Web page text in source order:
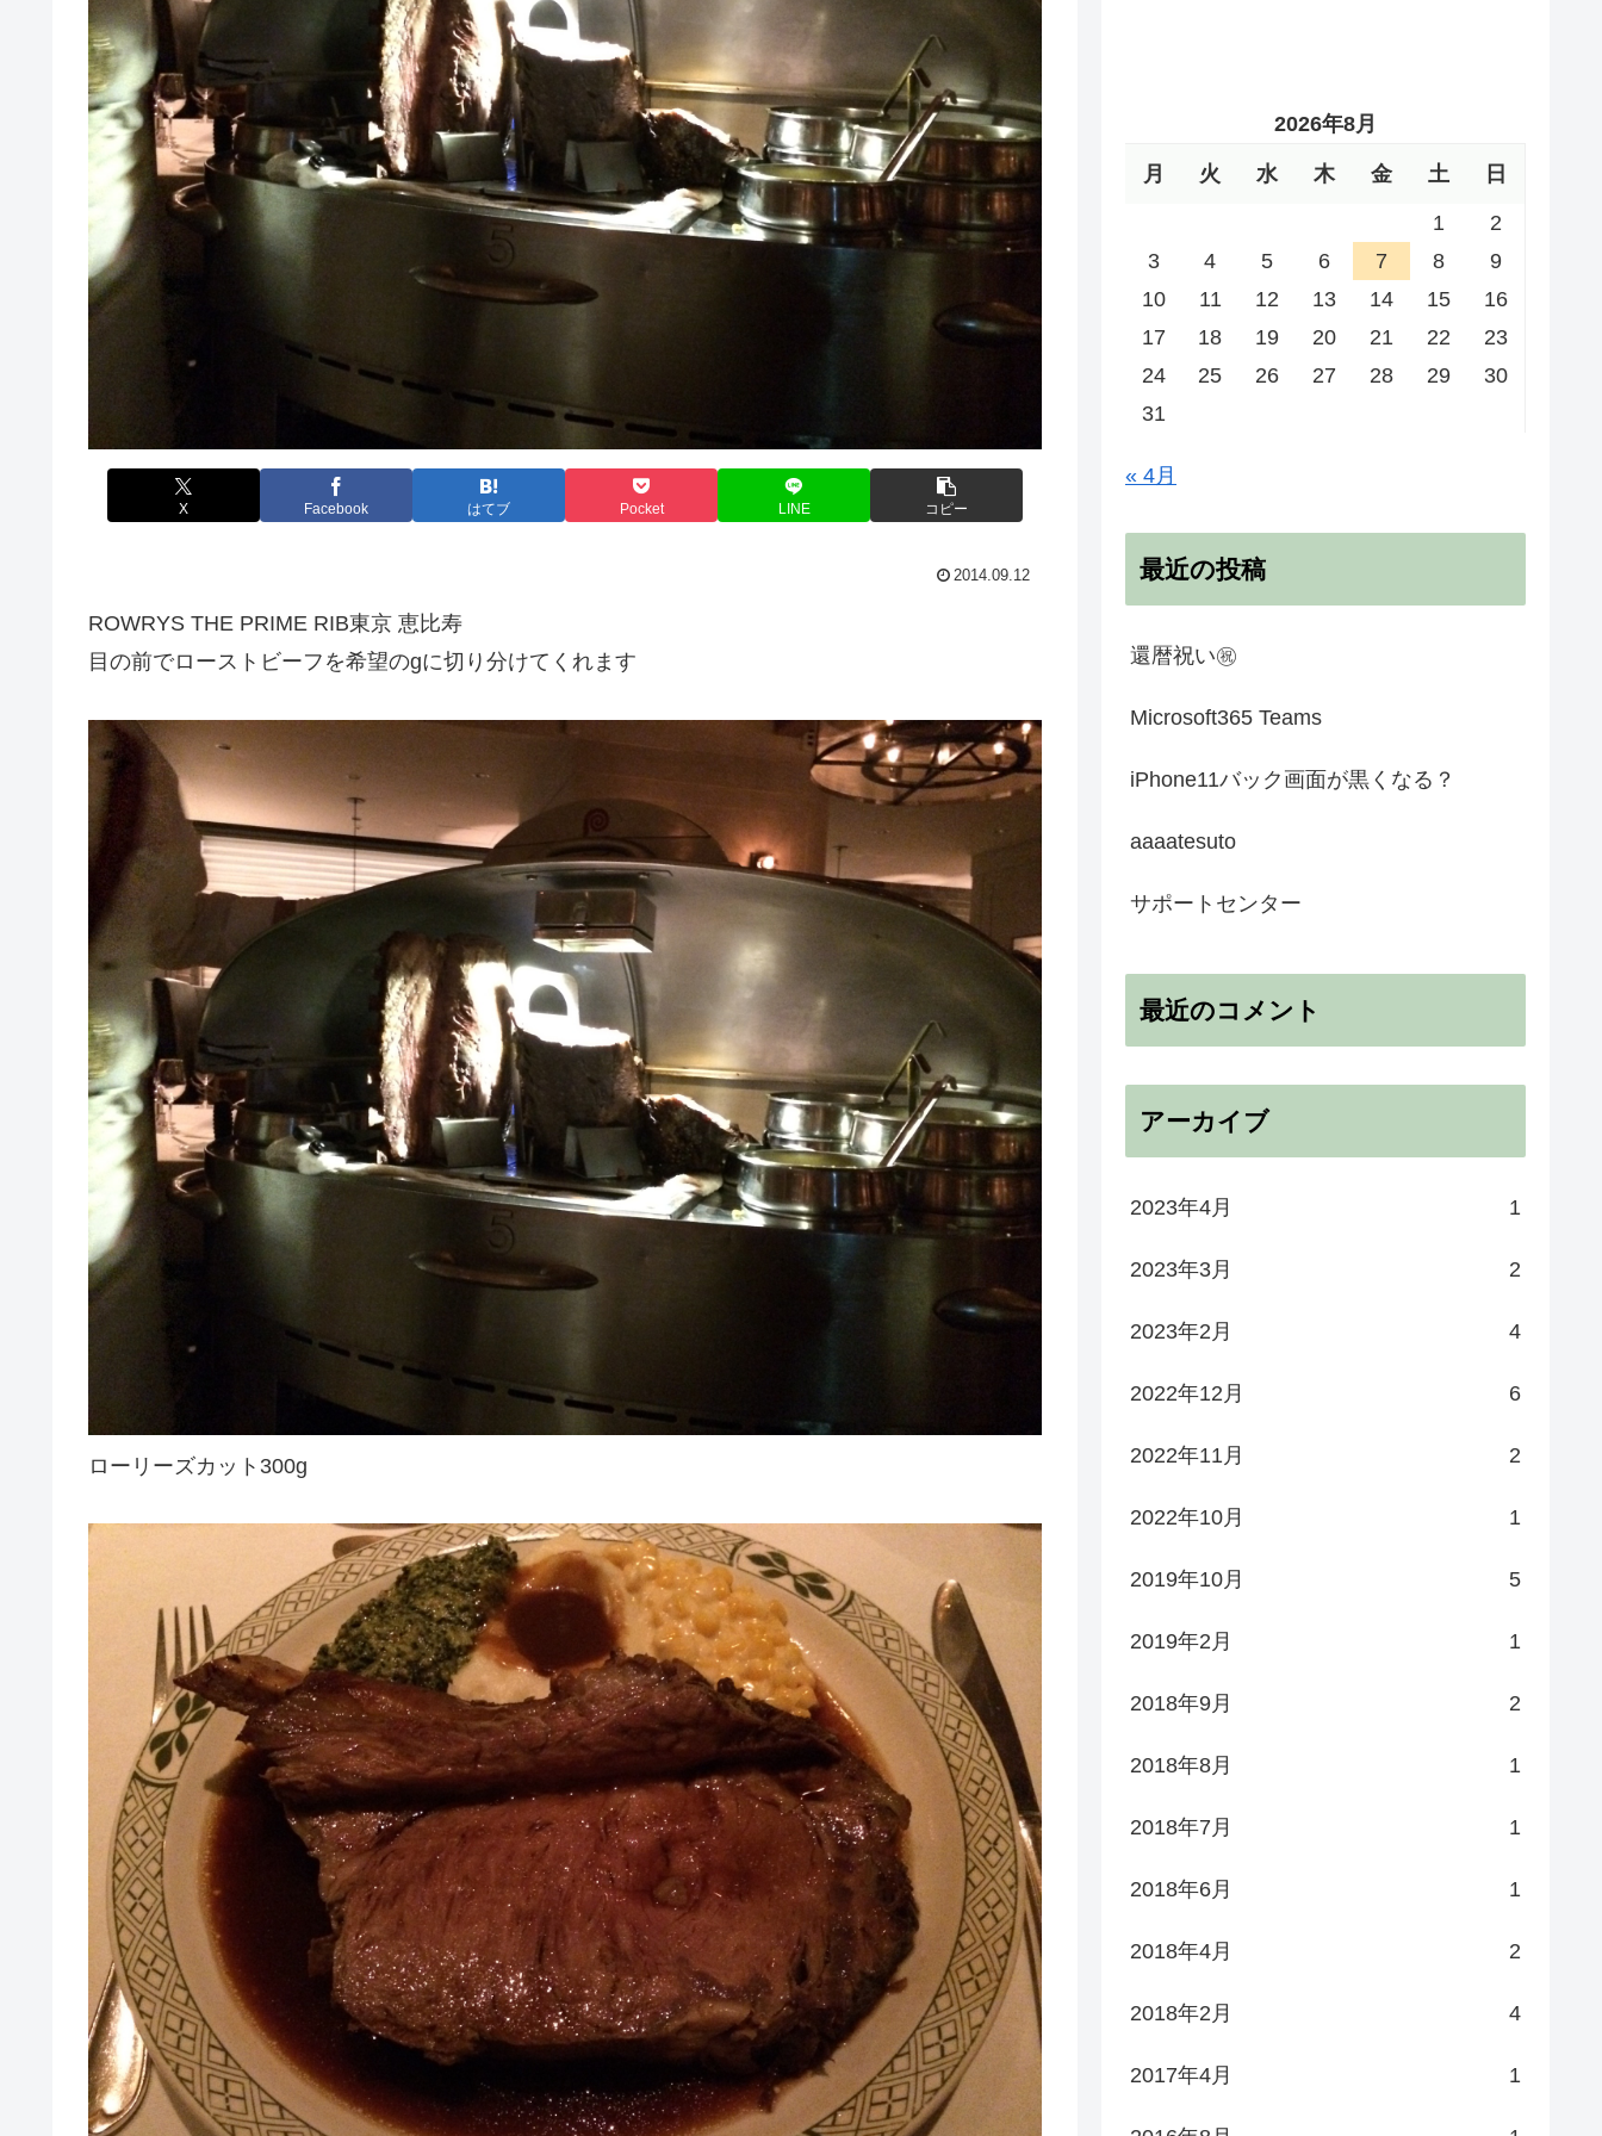
X Facebook はてブ Pocket LINE コピー
2014.09.12
ROWRYS THE PRIME RIB東京 恵比寿
目の前でローストビーフを希望のgに切り分けてくれます
ローリーズカット300g
2026年8月
月 火 水 木 金 土 日
1
2
3
4 5 6 7 8
9
10
11 12 13 14 15
16
17
18 19 20 21 22
23
24
25 26 27 28 29
30
31
« 4月
最近の投稿
還暦祝い㊗️
Microsoft365 Teams
iPhone11バック画面が黒くなる？
aaaatesuto
サポートセンター
最近のコメント
アーカイブ
2023年4月 1
2023年3月 2
2023年2月 4
2022年12月 6
2022年11月 2
2022年10月 1
2019年10月 5
2019年2月 1
2018年9月 2
2018年8月 1
2018年7月 1
2018年6月 1
2018年4月 2
2018年2月 4
2017年4月 1